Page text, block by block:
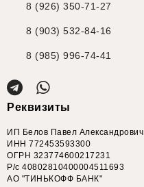
Реквизиты
ИП Белов Павел Александрович
ИНН 772453593300
ОГРН 323774600217231
Р/с 40802810400004511693
АО "ТИНЬКОФФ БАНК"
8 (926) 350-71-27
8 (903) 532-84-16
8 (985) 996-74-41